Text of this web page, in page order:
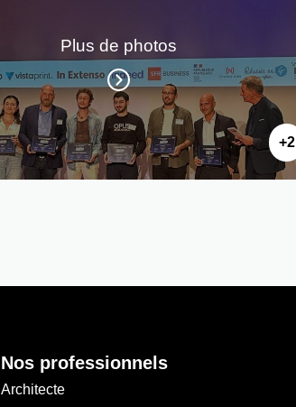
Plus de photos
+2
Nos professionnels
Architecte